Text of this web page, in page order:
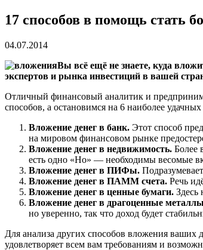
17 способов в помощь стать
04.07.2014
Вы всё ещё не знаете, куда
экспертов и рынка инвестиций в вашей
Отличный финансовый аналитик и
способов, а остановимся на 6 наиболее
Вложение денег в банк. Этот способ
на мировом финансовом рынке
Вложение денег в недвижимость. Более
есть одно «Но» — необходимы весомые
Вложение денег в ПИФы.
Вложение денег в ПАММ счета. Речь
Вложение денег в ценные бумаги. Здесь
Вложение денег в драгоценные
но уверенно, так что доход будет
Для анализа других способов вложения ваших
удовлетворяет всем вам требованиям и